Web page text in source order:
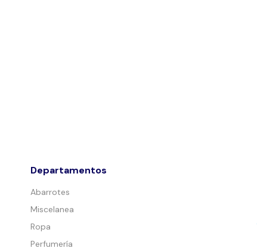
Departamentos
Abarrotes
Miscelanea
Ropa
Perfumería